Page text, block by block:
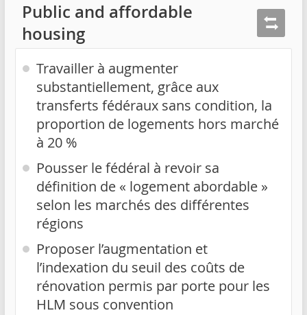
Public and affordable
housing
Travailler à augmenter
substantiellement, grâce aux
transferts fédéraux sans condition, la
proportion de logements hors marché
à 20 %
Pousser le fédéral à revoir sa
définition de « logement abordable »
selon les marchés des différentes
régions
Proposer l’augmentation et
l’indexation du seuil des coûts de
rénovation permis par porte pour les
HLM sous convention